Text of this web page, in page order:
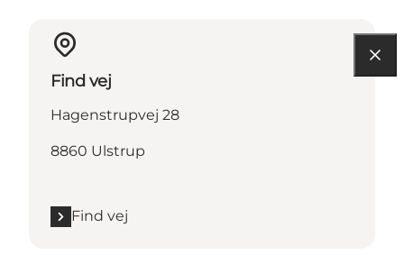
Find vej
Hagenstrupvej 28
8860 Ulstrup
Find vej